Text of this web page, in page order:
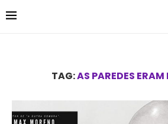
TAG:AS PAREDES